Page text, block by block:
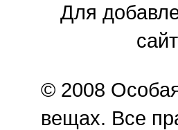
Для
© 2008
вещах. Все